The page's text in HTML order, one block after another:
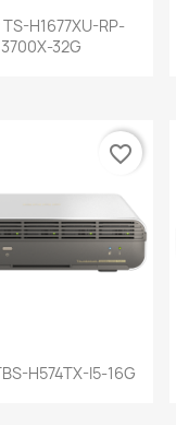
Vista rápida
TS-H1677XU-RP-
3700X-32G
Vista rápida
H574TX-I5-16G
favorite_border